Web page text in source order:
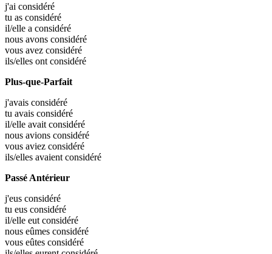
j'ai considéré
tu as considéré
il/elle a considéré
nous avons considéré
vous avez considéré
ils/elles ont considéré
Plus-que-Parfait
j'avais considéré
tu avais considéré
il/elle avait considéré
nous avions considéré
vous aviez considéré
ils/elles avaient considéré
Passé Antérieur
j'eus considéré
tu eus considéré
il/elle eut considéré
nous eûmes considéré
vous eûtes considéré